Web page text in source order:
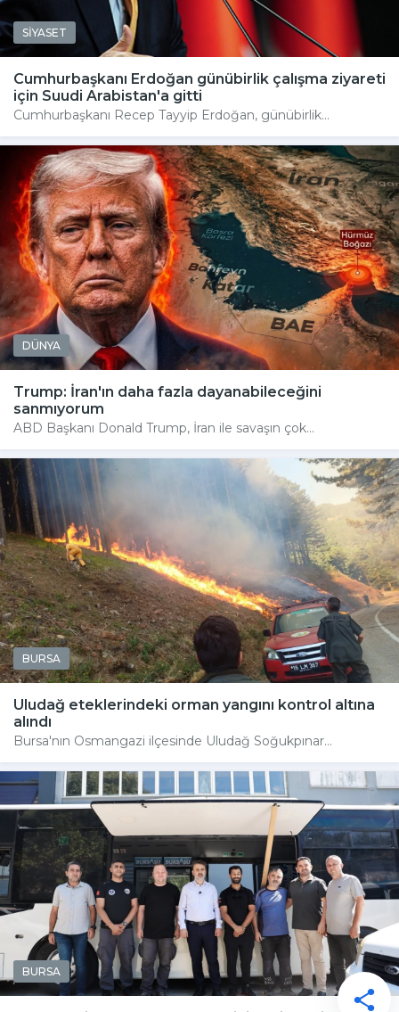
SİYASET
Cumhurbaşkanı Erdoğan günübirlik çalışma ziyareti
için Suudi Arabistan'a gitti
Cumhurbaşkanı Recep Tayyip Erdoğan, günübirlik...
DÜNYA
Trump: İran'ın daha fazla dayanabileceğini
sanmıyorum
ABD Başkanı Donald Trump, İran ile savaşın çok...
BURSA
Uludağ eteklerindeki orman yangını kontrol altına
alındı
Bursa'nın Osmangazi ilçesinde Uludağ Soğukpınar...
BURSA